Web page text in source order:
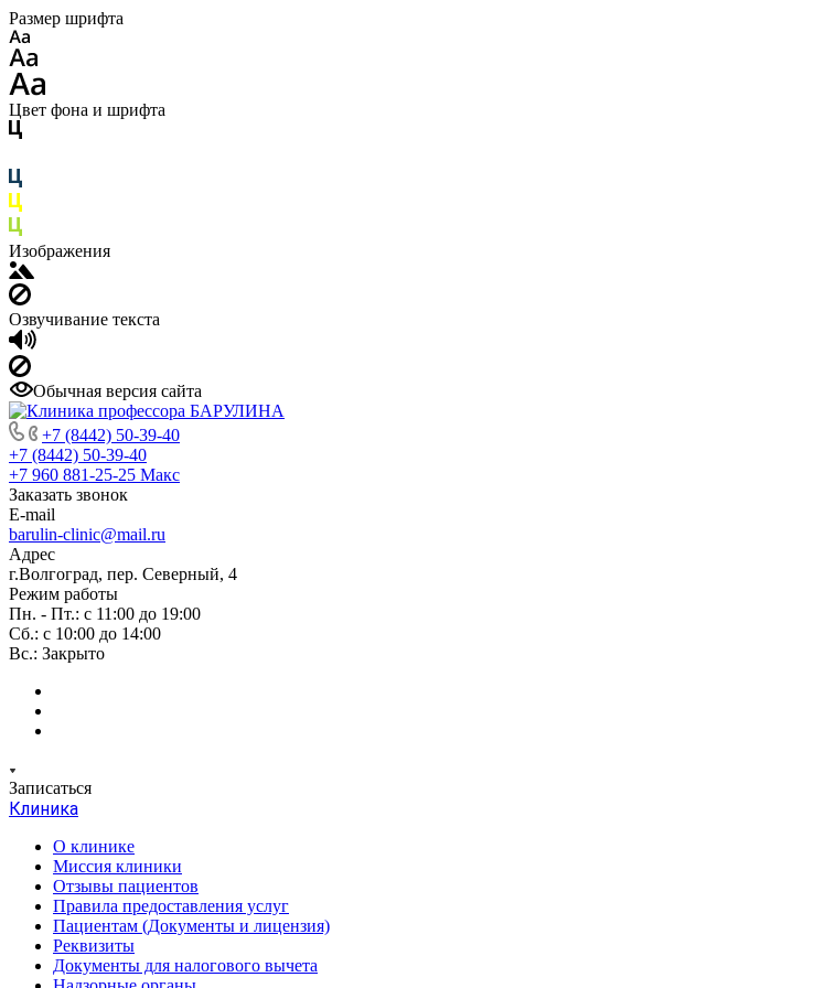
Размер шрифта
Цвет фона и шрифта
Изображения
Озвучивание текста
Обычная версия сайта
+7 (8442) 50-39-40
+7 (8442) 50-39-40
+7 960 881-25-25 Макс
Заказать звонок
E-mail
barulin-clinic@mail.ru
Адрес
г.Волгоград, пер. Северный, 4
Режим работы
Пн. - Пт.: с 11:00 до 19:00
Сб.: с 10:00 до 14:00
Вс.: Закрыто
Записаться
Клиника
О клинике
Миссия клиники
Отзывы пациентов
Правила предоставления услуг
Пациентам (Документы и лицензия)
Реквизиты
Документы для налогового вычета